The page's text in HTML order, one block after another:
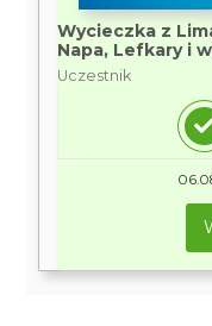
Wycieczka z
Napa, Lefkary i
Uczestnik